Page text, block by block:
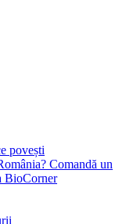
povești
Comandă un
BioCorner